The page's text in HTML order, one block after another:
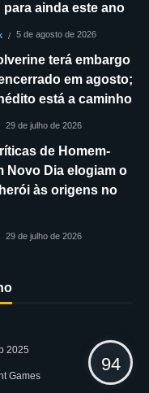
para ainda este ano
5 de agosto de 2026
terá embargo
em agosto;
está a caminho
29 de julho de 2026
de Homem-
Novo Dia elogiam o
às origens no
29 de julho de 2026
2025
Games
94